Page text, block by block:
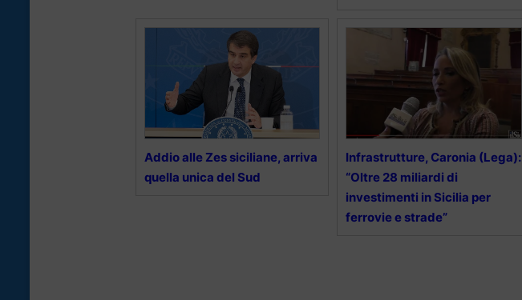
Addio alle Zes siciliane, arriva
quella unica del Sud
Infrastrutture, Caronia (Lega):
“Oltre 28 miliardi di
investimenti in Sicilia per
ferrovie e strade”